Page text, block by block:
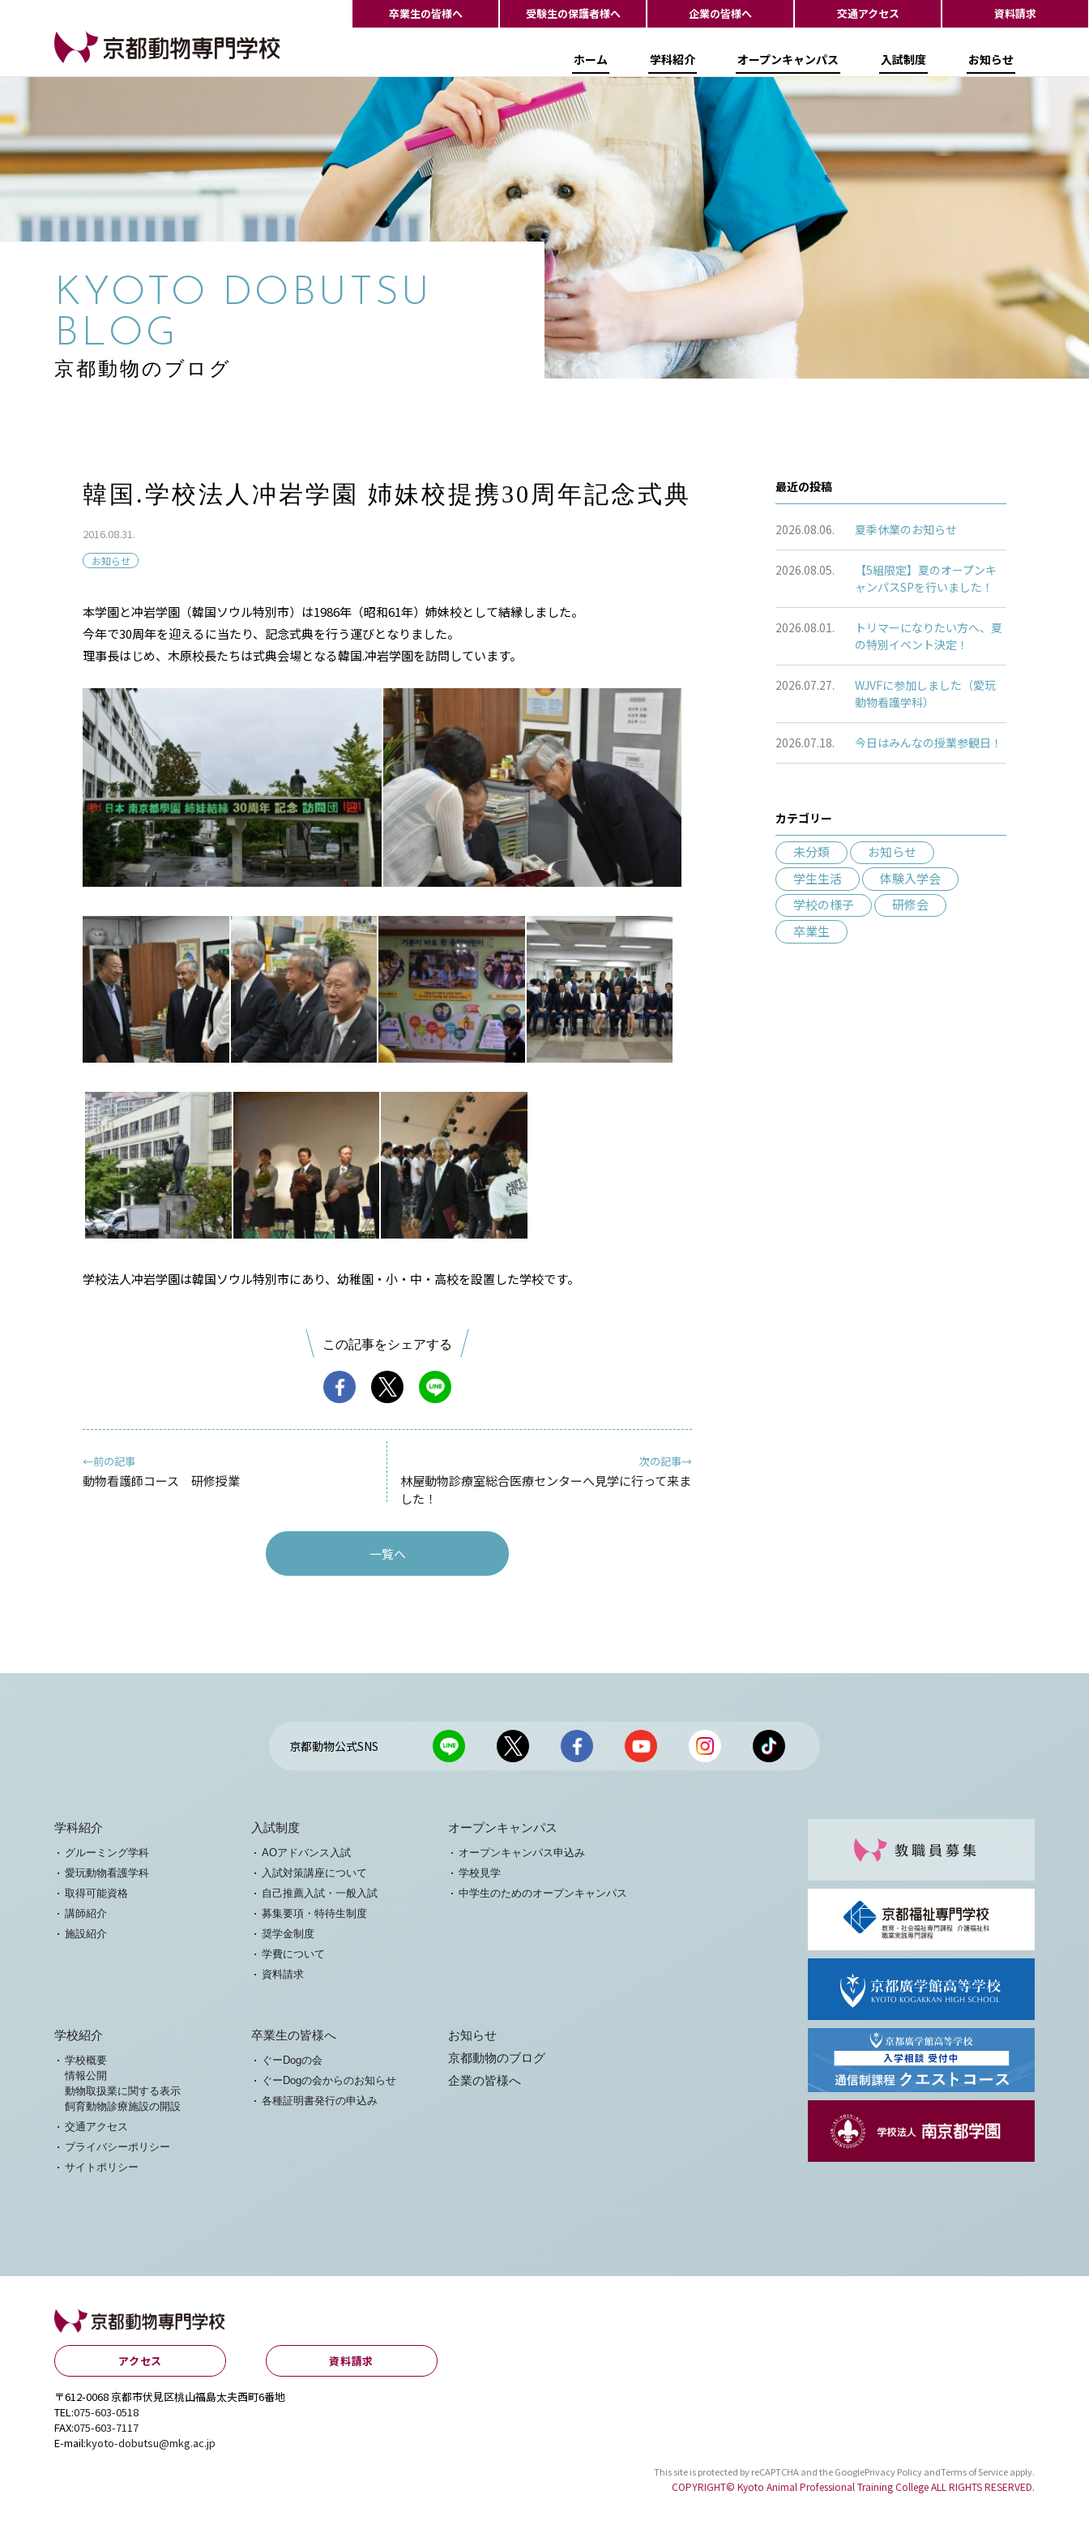
ホーム 学科紹介 オープンキャンパス 入試制度 お知らせ
卒業生の皆様へ 受験生の保護者様へ 企業の皆様へ 交通アクセス 資料請求
KYOTO DOBUTSU
BLOG
京都動物のブログ
韓国.学校法人冲岩学園 姉妹校提携30周年記念式典
2016.08.31.
お知らせ
本学園と冲岩学園（韓国ソウル特別市）は1986年（昭和61年）姉妹校として結縁しました。
今年で30周年を迎えるに当たり、記念式典を行う運びとなりました。
理事長はじめ、木原校長たちは式典会場となる韓国.冲岩学園を訪問しています。
学校法人冲岩学園は韓国ソウル特別市にあり、幼稚園・小・中・高校を設置した学校です。
この記事をシェアする
←前の記事
動物看護師コース 研修授業
次の記事→
林屋動物診療室総合医療センターへ見学に行って来ま
した！
一覧へ
最近の投稿
2026.08.06. 夏季休業のお知らせ
2026.08.05.
【5組限定】夏のオープンキ
ャンパスSPを行いました！
2026.08.01.
トリマーになりたい方へ、夏
の特別イベント決定！
2026.07.27.
WJVFに参加しました（愛玩
動物看護学科）
2026.07.18. 今日はみんなの授業参観日！
カテゴリー
未分類
お知らせ
学生生活
体験入学会
学校の様子
研修会
卒業生
京都動物公式SNS
学科紹介
グルーミング学科
愛玩動物看護学科
取得可能資格
講師紹介
施設紹介
入試制度
AOアドバンス入試
入試対策講座について
自己推薦入試・一般入試
募集要項・特待生制度
奨学金制度
学費について
資料請求
オープンキャンパス
オープンキャンパス申込み
学校見学
中学生のためのオープンキャンパス
学校紹介
学校概要
情報公開
動物取扱業に関する表示
飼育動物診療施設の開設
交通アクセス
プライバシーポリシー
サイトポリシー
卒業生の皆様へ
ぐーDogの会
ぐーDogの会からのお知らせ
各種証明書発行の申込み
お知らせ
京都動物のブログ
企業の皆様へ
アクセス 資料請求
〒612-0068 京都市伏見区桃山福島太夫西町6番地
TEL:075-603-0518
FAX:075-603-7117
E-mail:kyoto-dobutsu@mkg.ac.jp
This site is protected by reCAPTCHA and the GooglePrivacy PolicyandTerms of Serviceapply.
COPYRIGHT© Kyoto Animal Professional Training College ALL RIGHTS RESERVED.